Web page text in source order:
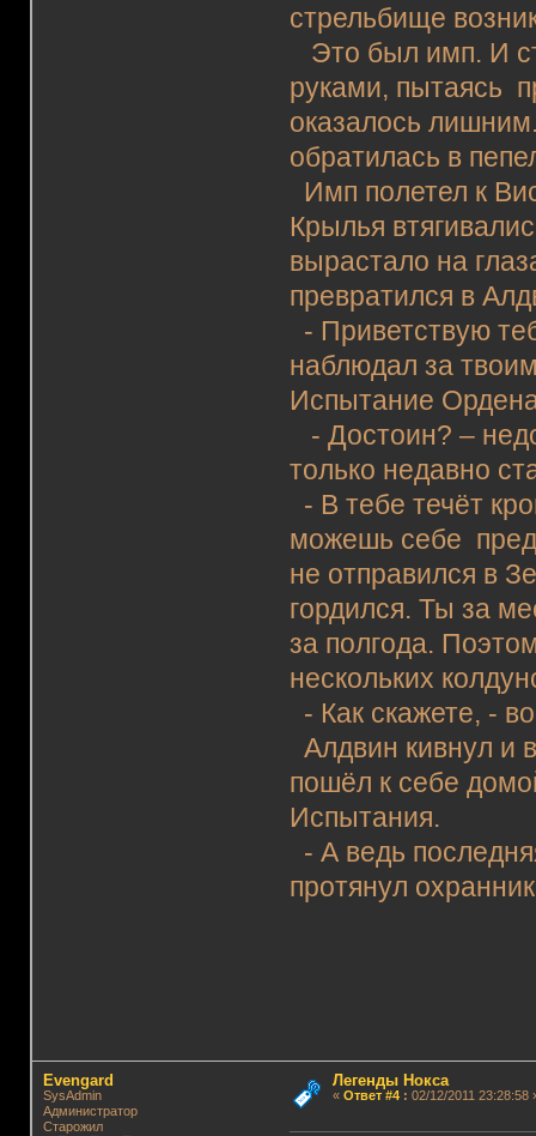
стрельбище
Это был имп. И
руками, пытаясь
оказалось
обратилась в
Имп полетел к
Крылья
вырастало на
превратился в
- Приветствую
наблюдал за
Испытание
- Достоин? –
только недавно
- В тебе течёт
можешь себе
не отправился в
гордился. Ты за
за полгода.
нескольких
- Как скажете, -
Алдвин кивнул и
пошёл к себе
Испытания.
- А ведь
протянул
Evengard
SysAdmin
Администратор
Старожил
Легенды Нокса
« Ответ #4: 02/12/2011 23:28:58